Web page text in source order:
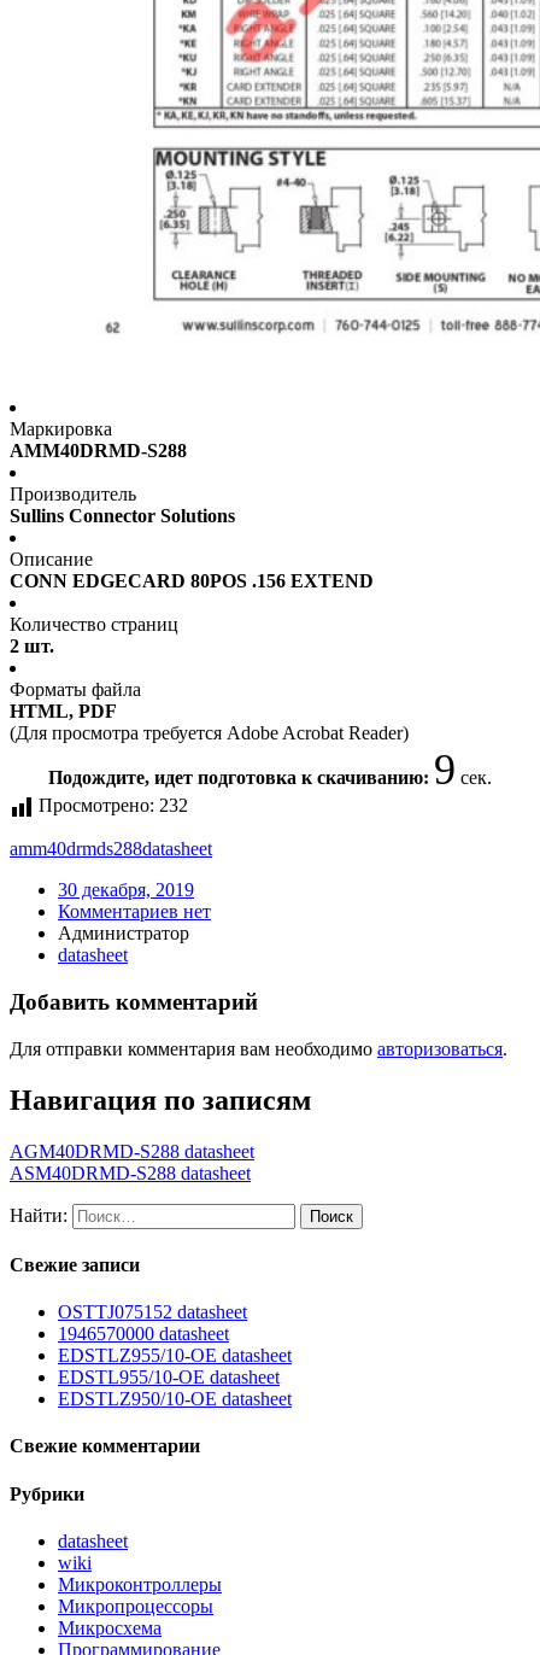
Маркировка
AMM40DRMD-S288
Производитель
Sullins Connector Solutions
Описание
CONN EDGECARD 80POS .156 EXTEND
Количество страниц
2 шт.
Форматы файла
HTML, PDF
(Для просмотра требуется Adobe Acrobat Reader)
Подождите, идет подготовка к скачиванию: 9 сек.
Просмотрено: 232
amm40drmds288datasheet
30 декабря, 2019
Комментариев нет
Администратор
datasheet
Добавить комментарий
Для отправки комментария вам необходимо авторизоваться.
Навигация по записям
AGM40DRMD-S288 datasheet
ASM40DRMD-S288 datasheet
Найти:
Свежие записи
OSTTJ075152 datasheet
1946570000 datasheet
EDSTLZ955/10-OE datasheet
EDSTL955/10-OE datasheet
EDSTLZ950/10-OE datasheet
Свежие комментарии
Рубрики
datasheet
wiki
Микроконтроллеры
Микропроцессоры
Микросхема
Программирование